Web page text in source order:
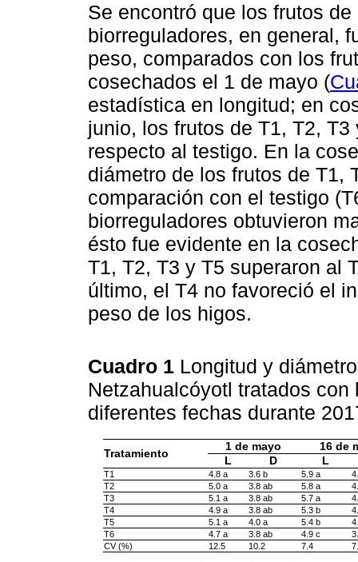
Se encontró que los frutos
biorreguladores, en general,
peso, comparados con los
cosechados el 1 de mayo (
estadística en longitud; en
junio, los frutos de T1, T2,
respecto al testigo. En la
diámetro de los frutos de T1,
comparación con el testigo
biorreguladores obtuvieron
ésto fue evidente en la
T1, T2, T3 y T5 superaron al
último, el T4 no favoreció el
peso de los higos.
Cuadro 1 Longitud y
Netzahualcóyotl tratados
diferentes fechas durante
Tratamiento
1 de mayo
16 de
L
D L
T1 4.8 a 3.6 b 5.9 a
T2
5.0 a 3.8 ab 5.8 a
T3
5.1 a 3.8 ab 5.7 a
T4
4.9 a 3.8 ab 5.3 b
T5
5.1 a 4.0 a 5.4 b
T6
4.7 a 3.8 ab 4.9 c
CV (%)
12.5 10.2 7.4